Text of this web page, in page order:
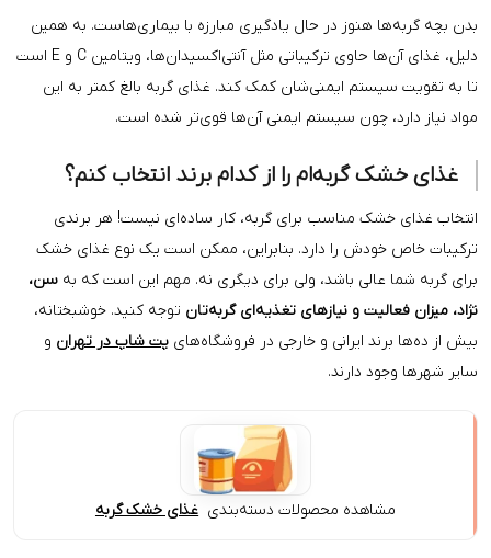
در حال یادگیری مبارزه با بیماری‌هاست. به همین
دلیل، غذای آن‌ها حاوی ترکیباتی مثل آنتی‌اکسیدان‌ها، ویتامین C و E است
ایمنی‌شان کمک کند. غذای گربه بالغ کمتر به این
چون سیستم ایمنی آن‌ها قوی‌تر شده است.
را از کدام برند انتخاب کنم؟
مناسب برای گربه، کار ساده‌ای نیست! هر برندی
را دارد. بنابراین، ممکن است یک نوع غذای خشک
باشد، ولی برای دیگری نه. مهم این است که بهسن،
و نیازهای تغذیه‌ای گربه‌تان توجه کنید. خوشبختانه،
ایرانی و خارجی در فروشگاه‌هایپت شاپ در تهران و
محصولات دسته‌بندی غذای خشک گربه